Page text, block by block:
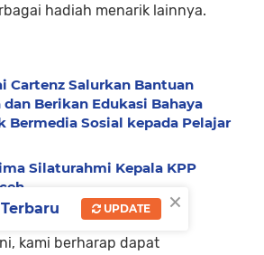
hadiah menarik lainnya.
Cartenz Salurkan Bantuan
Berikan Edukasi Bahaya
Bermedia Sosial kepada Pelajar
Silaturahmi Kepala KPP
kami berharap dapat
×
UPDATE